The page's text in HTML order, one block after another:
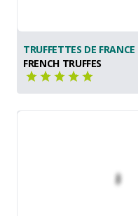
TRUFFETTES DE FRANCE
FRENCH TRUFFES